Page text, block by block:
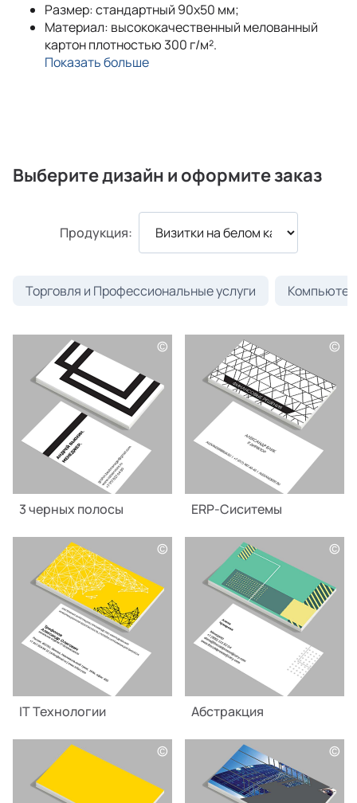
Размер: стандартный 90x50 мм;
Материал: высококачественный мелованный
картон плотностью 300 г/м².
Показать больше
Выберите дизайн и оформите заказ
Продукция:
Торговля и Профессиональные услуги
©
3 черных полосы
©
ERP-Сиситемы
©
IT Технологии
©
Абстракция
© ©